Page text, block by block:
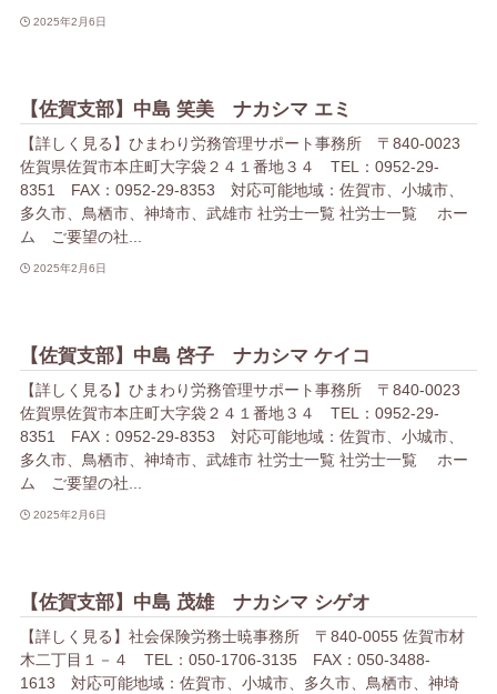
2025年2月6日
【佐賀支部】中島 笑美 ナカシマ エミ
【詳しく見る】ひまわり労務管理サポート事務所 〒840-0023
佐賀県佐賀市本庄町大字袋２４１番地３４ TEL：0952-29-
8351 FAX：0952-29-8353 対応可能地域：佐賀市、小城市、
多久市、鳥栖市、神埼市、武雄市 社労士一覧 社労士一覧 ホー
ム ご要望の社...
2025年2月6日
【佐賀支部】中島 啓子 ナカシマ ケイコ
【詳しく見る】ひまわり労務管理サポート事務所 〒840-0023
佐賀県佐賀市本庄町大字袋２４１番地３４ TEL：0952-29-
8351 FAX：0952-29-8353 対応可能地域：佐賀市、小城市、
多久市、鳥栖市、神埼市、武雄市 社労士一覧 社労士一覧 ホー
ム ご要望の社...
2025年2月6日
【佐賀支部】中島 茂雄 ナカシマ シゲオ
【詳しく見る】社会保険労務士暁事務所 〒840-0055 佐賀市材
木二丁目１－４ TEL：050-1706-3135 FAX：050-3488-
1613 対応可能地域：佐賀市、小城市、多久市、鳥栖市、神埼